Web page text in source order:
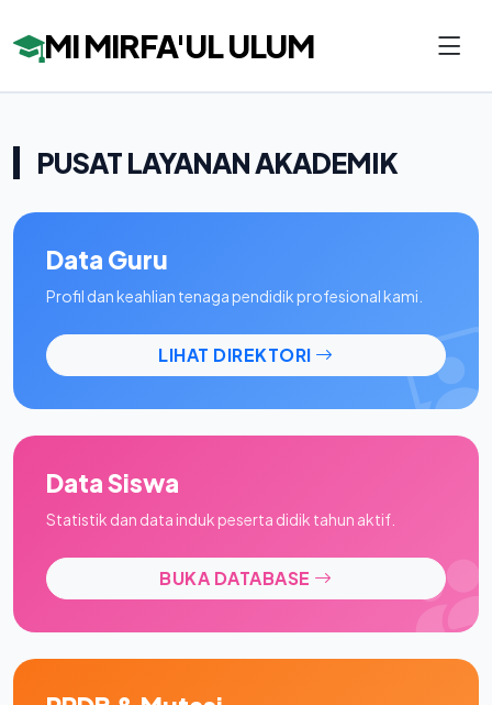
MI MIRFA'UL ULUM
PUSAT LAYANAN AKADEMIK
Data Guru
Profil dan keahlian tenaga pendidik profesional kami.
LIHAT DIREKTORI
Data Siswa
Statistik dan data induk peserta didik tahun aktif.
BUKA DATABASE